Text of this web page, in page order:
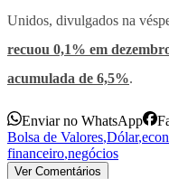
Unidos, divulgados na
recuou 0,1% em
acumulada de 6,5%.
Enviar no WhatsApp
Bolsa de Valores,Dólar,
financeiro,negócios
Ver Comentários